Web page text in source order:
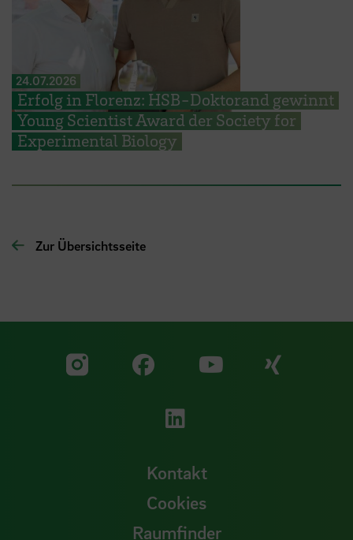
24.07.2026
Erfolg in Florenz: HSB-Doktorand gewinnt
Young Scientist Award der Society for
Experimental Biology
Zur Übersichtsseite
Zu unserer Facebook
Zu
Zu unserer
Kontakt
Cookies
Raumfinder